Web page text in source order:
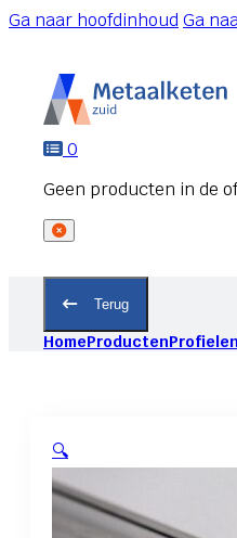
Ga naar hoofdinhoudGa
0
Terug
HomeProducten
🔍